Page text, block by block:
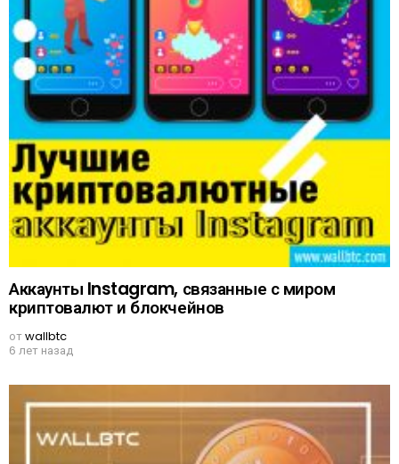
Аккаунты Instagram, связанные с миром
криптовалют и блокчейнов
отwallbtc
6 лет назад